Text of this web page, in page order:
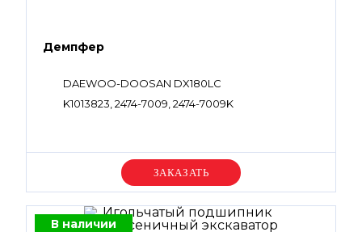
Демпфер
DAEWOO-DOOSAN DX180LC
K1013823, 2474-7009, 2474-7009K
Уточняйте цену
В наличии